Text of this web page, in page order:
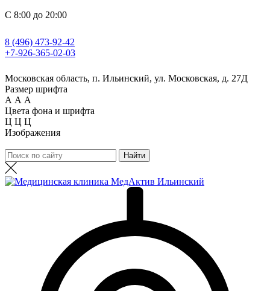
С 8:00 до 20:00
8 (496) 473-92-42
+7-926-365-02-03
Московская область, п. Ильинский, ул. Московская, д. 27Д
Размер шрифта
А А А
Цвета фона и шрифта
Ц Ц Ц
Изображения